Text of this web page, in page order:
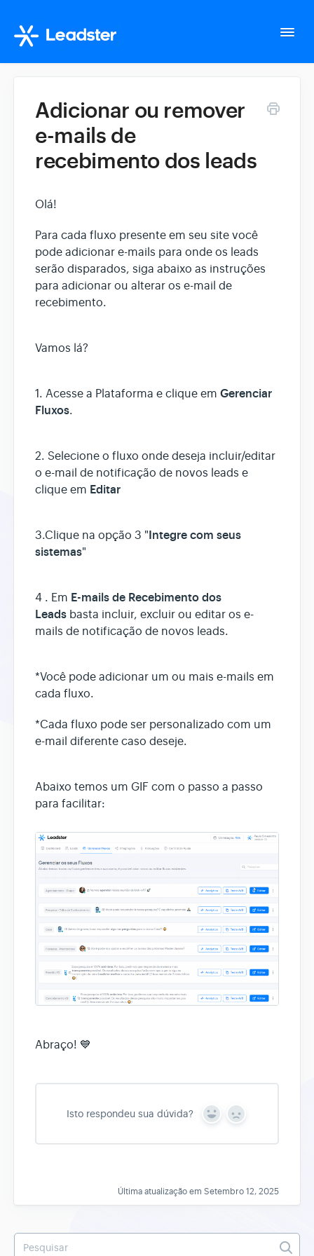
Configurações da conta
Gerencie seus Leads
Adicionar ou remover
e-mails de
recebimento dos leads
Olá!
Para cada fluxo presente em seu site você
pode adicionar e-mails para onde os leads
serão disparados, siga abaixo as instruções
para adicionar ou alterar os e-mail de
recebimento.
Vamos lá?
1. Acesse a Plataforma e clique em Gerenciar
Fluxos.
2. Selecione o fluxo onde deseja incluir/editar
o e-mail de notificação de novos leads e
clique em Editar
3.Clique na opção 3 "Integre com seus
sistemas"
4 . Em E-mails de Recebimento dos
Leads basta incluir, excluir ou editar os e-
mails de notificação de novos leads.
*Você pode adicionar um ou mais e-mails em
cada fluxo.
*Cada fluxo pode ser personalizado com um
e-mail diferente caso deseje.
Abaixo temos um GIF com o passo a passo
para facilitar:
Abraço! 💙
Isto respondeu sua dúvida?
Y
s
N
Última atualização em Setembro 12, 2025